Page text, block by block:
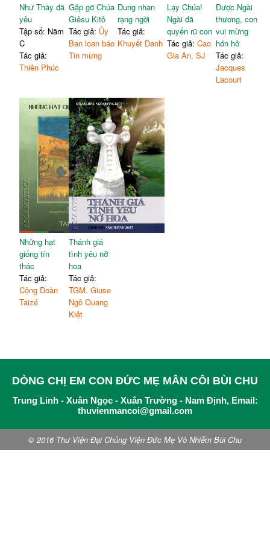
Như Thầy đã
yêu
Tập số: Năm
C
Tác giả:
Thiên Phúc
Gặp gỡ Chúa
Giêsu Kitô
Tác giả: Ủy
Ban loan báo
Tin mừng
Dung nhan
rạng ngời
Tác giả:
Khuyết Danh
Lạy Chúa!
Ngài đã
quyến rũ con
Tác giả: Cao
Gia An, SJ
Được Ngài
thương, con
vui mừng
hớn hở
Tác giả:
Jacques
Lacourt
Những hạt
giống tín
thác
Tác giả:
Cộng Đoàn
Taizé
Thánh giá
tình yêu nở
hoa
Tác giả:
TGM. Giuse
Ngô Quang
Kiệt
DÒNG CHỊ EM CON ĐỨC MẸ MÂN CÔI BÙI CHU
Trung Linh - Xuân Ngọc - Xuân Trường - Nam Định, Email:
thuvienmancoi@gmail.com
© 2016 Thư Viện Đại Chủng Viện Đức Mẹ Vô Nhiễm Bùi Chu